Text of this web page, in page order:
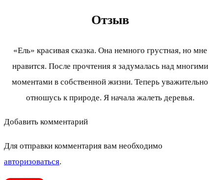
Отзыв
«Ель» красивая сказка. Она немного грустная, но мне
нравится. После прочтения я задумалась над многими
моментами в собственной жизни. Теперь уважительно
отношусь к природе. Я начала жалеть деревья.
Добавить комментарий
Для отправки комментария вам необходимо
авторизоваться.